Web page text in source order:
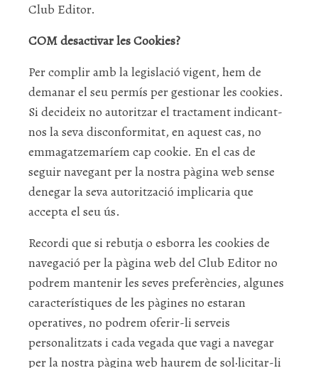
Club Editor.
COM desactivar les Cookies?
Per complir amb la legislació vigent, hem de
demanar el seu permís per gestionar les cookies.
Si decideix no autoritzar el tractament indicant-
nos la seva disconformitat, en aquest cas, no
emmagatzemaríem cap cookie. En el cas de
seguir navegant per la nostra pàgina web sense
denegar la seva autorització implicaria que
accepta el seu ús.
Recordi que si rebutja o esborra les cookies de
navegació per la pàgina web del Club Editor no
podrem mantenir les seves preferències, algunes
característiques de les pàgines no estaran
operatives, no podrem oferir-li serveis
personalitzats i cada vegada que vagi a navegar
per la nostra pàgina web haurem de sol·licitar-li